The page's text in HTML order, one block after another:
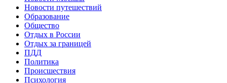
Новости путешествий
Образование
Общество
Отдых в России
Отдых за границей
ПДД
Политика
Происшествия
Психология